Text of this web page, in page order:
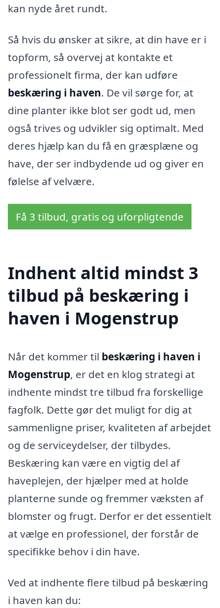
kan nyde året rundt.
Så hvis du ønsker at sikre, at din have er i
topform, så overvej at kontakte et
professionelt firma, der kan udføre
beskæring i haven. De vil sørge for, at
dine planter ikke blot ser godt ud, men
også trives og udvikler sig optimalt. Med
deres hjælp kan du få en græsplæne og
have, der ser indbydende ud og giver en
følelse af velvære.
Få 3 tilbud, gratis og uforpligtende
Indhent altid mindst 3
tilbud på beskæring i
haven i Mogenstrup
Når det kommer til beskæring i haven i
Mogenstrup, er det en klog strategi at
indhente mindst tre tilbud fra forskellige
fagfolk. Dette gør det muligt for dig at
sammenligne priser, kvaliteten af arbejdet
og de serviceydelser, der tilbydes.
Beskæring kan være en vigtig del af
haveplejen, der hjælper med at holde
planterne sunde og fremmer væksten af
blomster og frugt. Derfor er det essentielt
at vælge en professionel, der forstår de
specifikke behov i din have.
Ved at indhente flere tilbud på beskæring
i haven kan du: